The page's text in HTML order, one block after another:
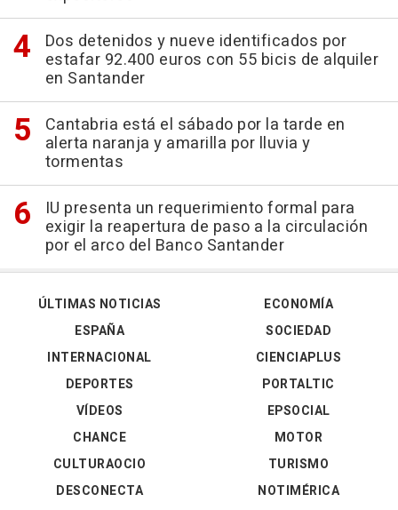
Dos detenidos y nueve identificados por
estafar 92.400 euros con 55 bicis de alquiler
en Santander
Cantabria está el sábado por la tarde en
alerta naranja y amarilla por lluvia y
tormentas
IU presenta un requerimiento formal para
exigir la reapertura de paso a la circulación
por el arco del Banco Santander
ÚLTIMAS NOTICIAS
ESPAÑA
INTERNACIONAL
DEPORTES
VÍDEOS
ECONOMÍA
SOCIEDAD
CIENCIAPLUS
PORTALTIC
EPSOCIAL
CHANCE
CULTURAOCIO
DESCONECTA
MOTOR
TURISMO
NOTIMÉRICA